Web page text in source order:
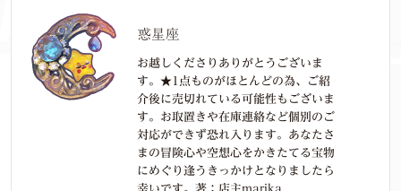
惑星座
お越しくださりありがとうございま
す。★1点ものがほとんどの為、ご紹
介後に売切れている可能性もございま
す。お取置きや在庫連絡など個別のご
対応ができず恐れ入ります。あなたさ
まの冒険心や空想心をかきたてる宝物
にめぐり逢うきっかけとなりましたら